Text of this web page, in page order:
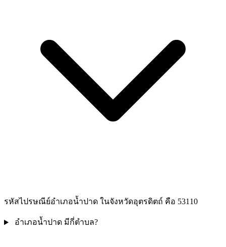
รหัสไปรษณีย์อำเภอน้ำปาด ในจังหวัดอุตรดิตถ์ คือ 53110
อำเภอน้ำปาด มีกี่ตำบล?